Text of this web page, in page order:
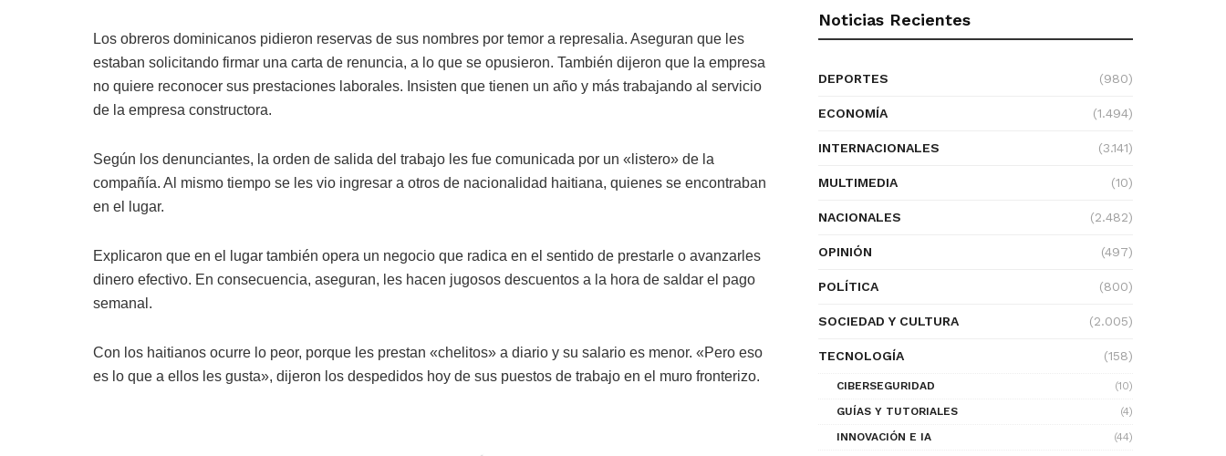
Los obreros dominicanos pidieron reservas de sus nombres por temor a represalia. Aseguran que les
estaban solicitando firmar una carta de renuncia, a lo que se opusieron. También dijeron que la empresa
no quiere reconocer sus prestaciones laborales. Insisten que tienen un año y más trabajando al servicio
de la empresa constructora.
Según los denunciantes, la orden de salida del trabajo les fue comunicada por un «listero» de la
compañía. Al mismo tiempo se les vio ingresar a otros de nacionalidad haitiana, quienes se encontraban
en el lugar.
Explicaron que en el lugar también opera un negocio que radica en el sentido de prestarle o avanzarles
dinero efectivo. En consecuencia, aseguran, les hacen jugosos descuentos a la hora de saldar el pago
semanal.
Con los haitianos ocurre lo peor, porque les prestan «chelitos» a diario y su salario es menor. «Pero eso
es lo que a ellos les gusta», dijeron los despedidos hoy de sus puestos de trabajo en el muro fronterizo.
Noticias Recientes
DEPORTES (980)
ECONOMÍA (1.494)
INTERNACIONALES (3.141)
MULTIMEDIA (10)
NACIONALES (2.482)
OPINIÓN (497)
POLÍTICA (800)
SOCIEDAD Y CULTURA (2.005)
TECNOLOGÍA (158)
CIBERSEGURIDAD
(10)
GUÍAS Y TUTORIALES
(4)
INNOVACIÓN E IA
(44)